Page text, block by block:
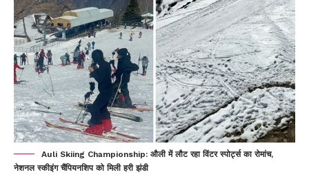
Auli Skiing Championship: औली में लौट रहा विंटर स्पोर्ट्स का रोमांच,
नेशनल स्कीइंग चैंपियनशिप को मिली हरी झंडी